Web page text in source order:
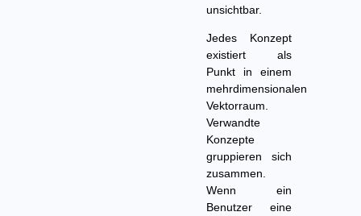
unsichtbar.
Jedes Konzept
existiert als
Punkt in einem
mehrdimensionalen
Vektorraum.
Verwandte
Konzepte
gruppieren sich
zusammen.
Wenn ein
Benutzer eine